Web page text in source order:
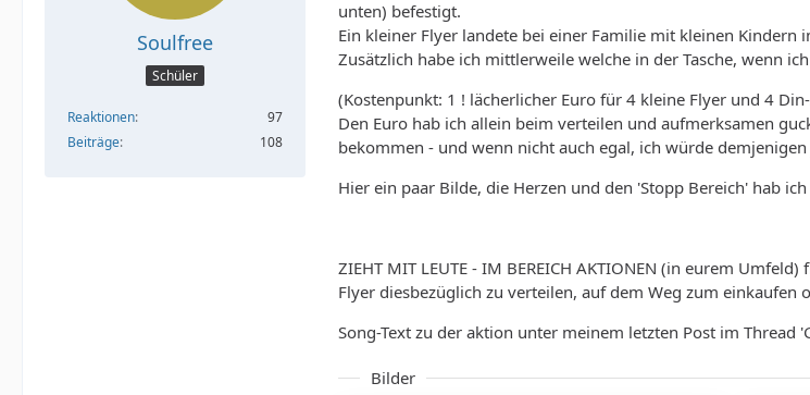
Soulfree
Schüler
Reaktionen
97
Beiträge
108
unten) befestigt.
Ein kleiner Flyer landete bei einer Familie mit kleinen Kindern
Zusätzlich habe ich mittlerweile welche in der Tasche, wenn
(Kostenpunkt: 1 ! lächerlicher Euro für 4 kleine Flyer und 4
Den Euro hab ich allein beim verteilen und aufmerksamen
bekommen - und wenn nicht auch egal, ich würde
Hier ein paar Bilde, die Herzen und den 'Stopp Bereich' hab
ZIEHT MIT LEUTE - IM BEREICH AKTIONEN (in eurem
Flyer diesbezüglich zu verteilen, auf dem Weg zum
Song-Text zu der aktion unter meinem letzten Post im Thread
Bilder